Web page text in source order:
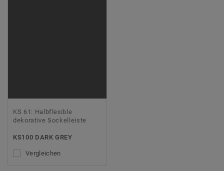
KS 61: Halbflexible
dekorative Sockelleiste
KS100 DARK GREY
Vergleichen